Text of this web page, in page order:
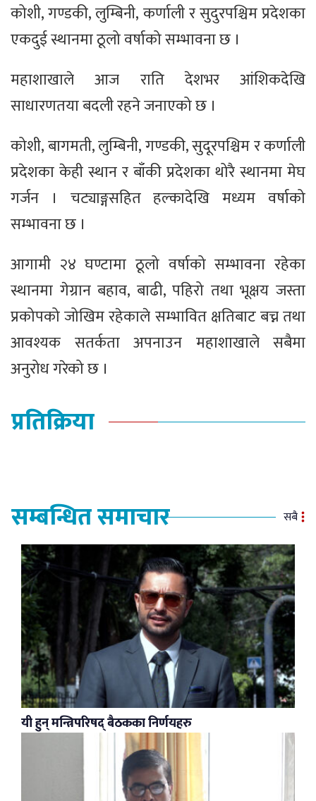
कोशी, गण्डकी, लुम्बिनी, कर्णाली र सुदुरपश्चिम प्रदेशका
एकदुई स्थानमा ठूलो वर्षाको सम्भावना छ ।
महाशाखाले आज राति देशभर आंशिकदेखि
साधारणतया बदली रहने जनाएको छ ।
कोशी, बागमती, लुम्बिनी, गण्डकी, सुदूरपश्चिम र कर्णाली
प्रदेशका केही स्थान र बाँकी प्रदेशका थोरै स्थानमा मेघ
गर्जन । चट्याङ्गसहित हल्कादेखि मध्यम वर्षाको
सम्भावना छ ।
आगामी २४ घण्टामा ठूलो वर्षाको सम्भावना रहेका
स्थानमा गेग्रान बहाव, बाढी, पहिरो तथा भूक्षय जस्ता
प्रकोपको जोखिम रहेकाले सम्भावित क्षतिबाट बच्न तथा
आवश्यक सतर्कता अपनाउन महाशाखाले सबैमा
अनुरोध गरेको छ ।
प्रतिक्रिया
सम्बन्धित समाचार सबै
यी हुन् मन्त्रिपरिषद् बैठकका निर्णयहरु